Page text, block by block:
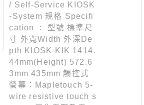
/ Self-Service KIOSK
-System 規格 Specifi
cation : 型號 標準尺
寸 外寬Width 外深De
pth KIOSK-KIK 1414.
44mm(Height) 572.6
3mm 435mm 觸控式
螢幕：Mapletouch 5-
wire resistive touch s